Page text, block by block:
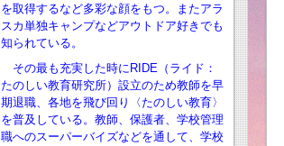
を取得するなど多彩な顔をもつ。またアラ
スカ単独キャンプなどアウトドア好きでも
知られている。
その最も充実した時にRIDE（ライド：
たのしい教育研究所）設立のため教師を早
期退職、 各地を飛び回り〈たのしい教育〉
を普及している。教師、保護者、学校管理
職へのスーパーバイズなどを通して、学校